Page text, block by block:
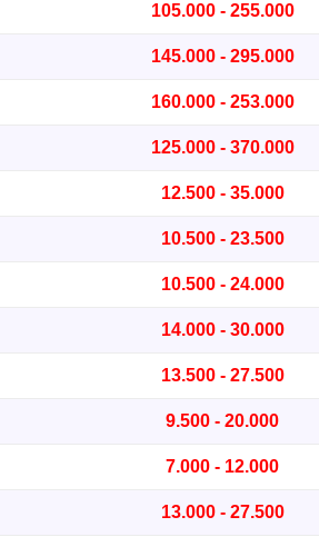
105.000 - 255.000
145.000 - 295.000
160.000 - 253.000
125.000 - 370.000
12.500 - 35.000
10.500 - 23.500
10.500 - 24.000
14.000 - 30.000
13.500 - 27.500
9.500 - 20.000
7.000 - 12.000
13.000 - 27.500